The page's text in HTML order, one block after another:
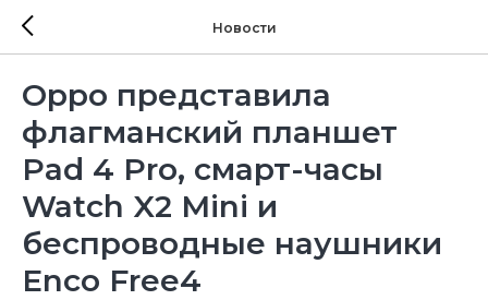
Новости
Oppo представила
флагманский планшет
Pad 4 Pro, смарт-часы
Watch X2 Mini и
беспроводные наушники
Enco Free4